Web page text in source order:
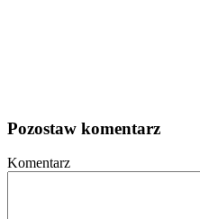
Pozostaw komentarz
Komentarz